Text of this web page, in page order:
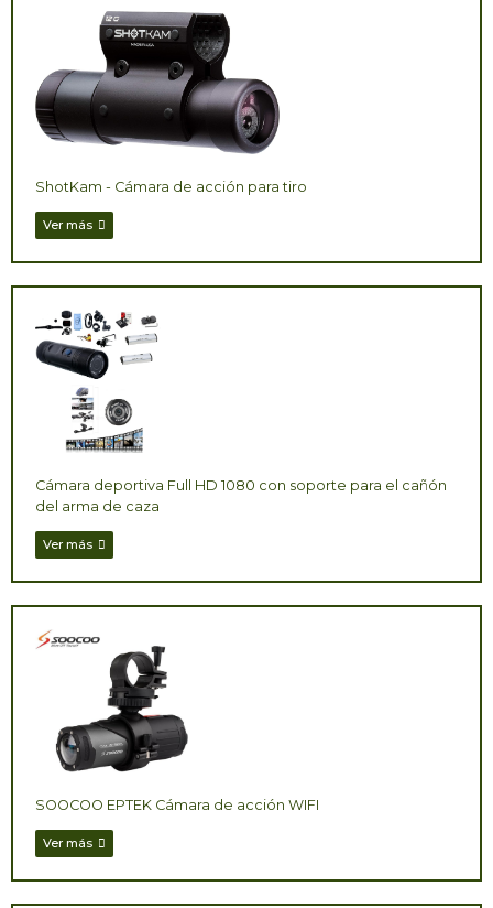
ShotKam - Cámara de acción para tiro
Ver más
Cámara deportiva Full HD 1080 con soporte para el cañón
del arma de caza
Ver más
SOOCOO EPTEK Cámara de acción WIFI
Ver más